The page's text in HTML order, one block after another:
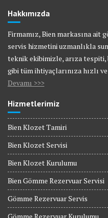
Hakkımızda
Firmamız, Bien markasına ait
servis hizmetini uzmanlıkla
teknik ekibimizle, arıza tespiti,
gibi tüm ihtiyaçlarınıza hızlı
Devamı >>>
Hizmetlerimiz
Bien Klozet Tamiri
Bien Klozet Servisi
Bien Klozet Kurulumu
Bien Gömme Rezervuar Servisi
Gömme Rezervuar Servis
Gömme Rezervuar Kurulumu